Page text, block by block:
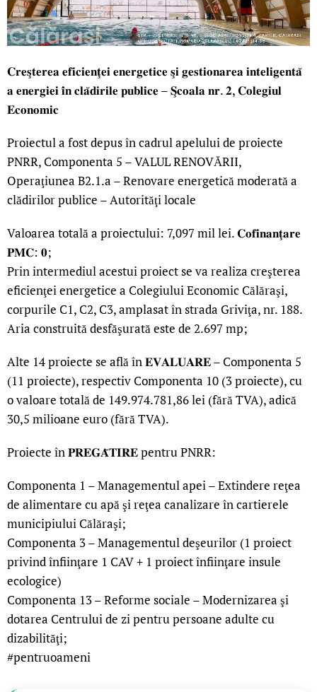
𝐂𝐫𝐞𝐬̧𝐭𝐞𝐫𝐞𝐚 𝐞𝐟𝐢𝐜𝐢𝐞𝐧𝐭̧𝐞𝐢 𝐞𝐧𝐞𝐫𝐠𝐞𝐭𝐢𝐜𝐞 𝐬̧𝐢 𝐠𝐞𝐬𝐭𝐢𝐨𝐧𝐚𝐫𝐞𝐚 𝐢𝐧𝐭𝐞𝐥𝐢𝐠𝐞𝐧𝐭𝐚̆
𝐚 𝐞𝐧𝐞𝐫𝐠𝐢𝐞𝐢 𝐢̂𝐧 𝐜𝐥𝐚̆𝐝𝐢𝐫𝐢𝐥𝐞 𝐩𝐮𝐛𝐥𝐢𝐜𝐞 – 𝐒̧𝐜𝐨𝐚𝐥𝐚 𝐧𝐫. 𝟐, 𝐂𝐨𝐥𝐞𝐠𝐢𝐮𝐥
𝐄𝐜𝐨𝐧𝐨𝐦𝐢𝐜
Proiectul a fost depus în cadrul apelului de proiecte
PNRR, Componenta 5 – VALUL RENOVĂRII,
Operaţiunea B2.1.a – Renovare energetică moderată a
clădirilor publice – Autorităţi locale
Valoarea totală a proiectului: 7,097 mil lei. 𝐂𝐨𝐟𝐢𝐧𝐚𝐧𝐭̧𝐚𝐫𝐞
𝐏𝐌𝐂: 𝟎;
Prin intermediul acestui proiect se va realiza creşterea
eficienţei energetice a Colegiului Economic Călăraşi,
corpurile C1, C2, C3, amplasat în strada Griviţa, nr. 188.
Aria construită desfăşurată este de 2.697 mp;
Alte 14 proiecte se află în 𝐄𝐕𝐀𝐋𝐔𝐀𝐑𝐄 – Componenta 5
(11 proiecte), respectiv Componenta 10 (3 proiecte), cu
o valoare totală de 149.974.781,86 lei (fără TVA), adică
30,5 milioane euro (fără TVA).
Proiecte în 𝐏𝐑𝐄𝐆𝐀̆𝐓𝐈𝐑𝐄 pentru PNRR:
Componenta 1 – Managementul apei – Extindere reţea
de alimentare cu apă şi reţea canalizare în cartierele
municipiului Călăraşi;
Componenta 3 – Managementul deşeurilor (1 proiect
privind înfiinţare 1 CAV + 1 proiect înfiinţare insule
ecologice)
Componenta 13 – Reforme sociale – Modernizarea şi
dotarea Centrului de zi pentru persoane adulte cu
dizabilităţi;
#pentruoameni